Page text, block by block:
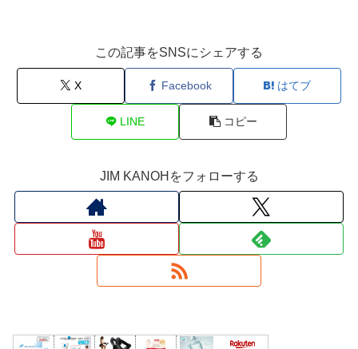
この記事をSNSにシェアする
X Facebook はてブ
LINE コピー
JIM KANOHをフォローする